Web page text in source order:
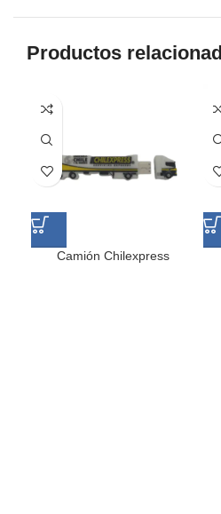
Productos
Camión Chilexpress